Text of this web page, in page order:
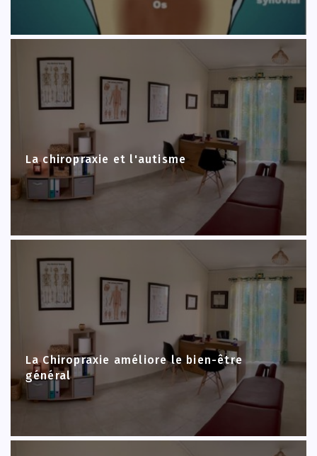
La chiropraxie et l'autisme
La Chiropraxie améliore le bien-être
général